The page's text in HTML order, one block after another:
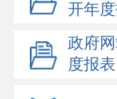
开年
政府
度报表